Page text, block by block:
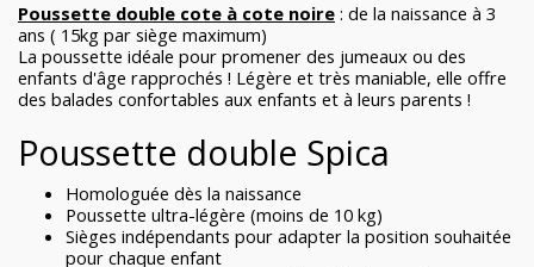
Poussette double cote à cote noire : de la naissance à 3
ans ( 15kg par siège maximum)
La poussette idéale pour promener des jumeaux ou des
enfants d'âge rapprochés ! Légère et très maniable, elle offre
des balades confortables aux enfants et à leurs parents !
Poussette double Spica
Homologuée dès la naissance
Poussette ultra-légère (moins de 10 kg)
Sièges indépendants pour adapter la position souhaitée
pour chaque enfant